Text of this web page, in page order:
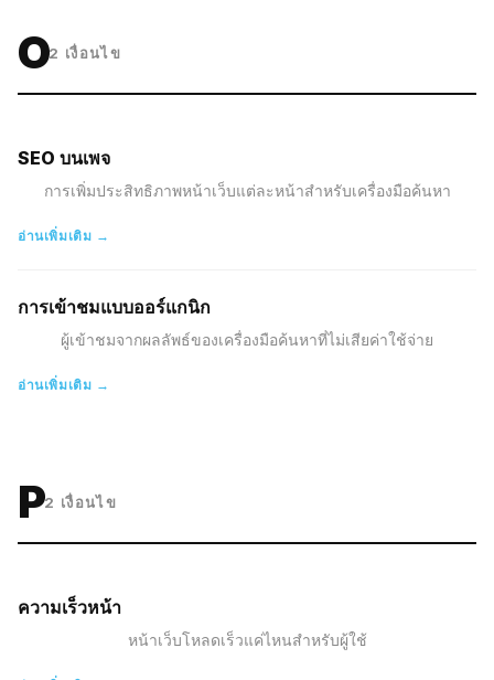
O2 เงื่อนไข
SEO บนเพจ
การเพิ่มประสิทธิภาพหน้าเว็บแต่ละหน้าสำหรับเครื่องมือค้นหา
อ่านเพิ่มเติม →
การเข้าชมแบบออร์แกนิก
ผู้เข้าชมจากผลลัพธ์ของเครื่องมือค้นหาที่ไม่เสียค่าใช้จ่าย
อ่านเพิ่มเติม →
P2 เงื่อนไข
ความเร็วหน้า
หน้าเว็บโหลดเร็วแค่ไหนสำหรับผู้ใช้